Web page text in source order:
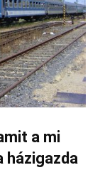
a mi
házigazda